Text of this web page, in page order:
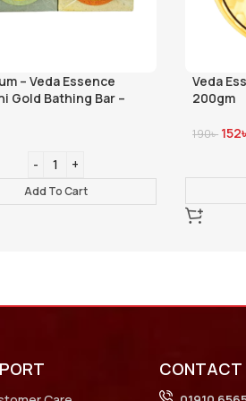
– Honey Wax –
Add To Cart
Waxing
Size
220৳176
CONTACT